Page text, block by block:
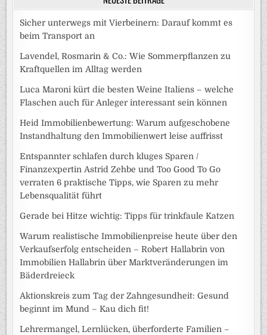
Sicher unterwegs mit Vierbeinern: Darauf kommt es
beim Transport an
Lavendel, Rosmarin & Co.: Wie Sommerpflanzen zu
Kraftquellen im Alltag werden
Luca Maroni kürt die besten Weine Italiens – welche
Flaschen auch für Anleger interessant sein können
Heid Immobilienbewertung: Warum aufgeschobene
Instandhaltung den Immobilienwert leise auffrisst
Entspannter schlafen durch kluges Sparen /
Finanzexpertin Astrid Zehbe und Too Good To Go
verraten 6 praktische Tipps, wie Sparen zu mehr
Lebensqualität führt
Gerade bei Hitze wichtig: Tipps für trinkfaule Katzen
Warum realistische Immobilienpreise heute über den
Verkaufserfolg entscheiden – Robert Hallabrin von
Immobilien Hallabrin über Marktveränderungen im
Bäderdreieck
Aktionskreis zum Tag der Zahngesundheit: Gesund
beginnt im Mund – Kau dich fit!
Lehrermangel, Lernlücken, überforderte Familien –